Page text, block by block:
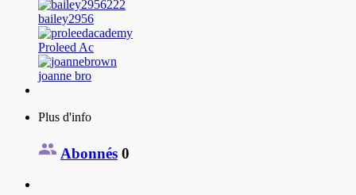
bailey2956
Proleed Ac
joanne bro
Plus d'info
Abonnés 0